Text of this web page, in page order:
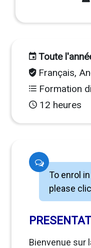
Toute
Français,
Formation
12 heures
To enrol
please
Bienvenue sur